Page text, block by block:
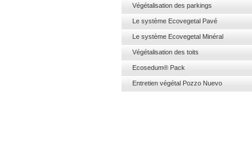
Végétalisation des parkings
Le système Ecovegetal Pavé
Le système Ecovegetal Minéral
Végétalisation des toits
Ecosedum® Pack
Entretien végétal Pozzo Nuevo